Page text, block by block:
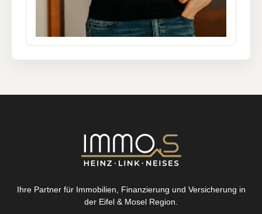
Ihre Partner für Immobilien, Finanzierung und Versicherung in
der Eifel & Mosel Region.